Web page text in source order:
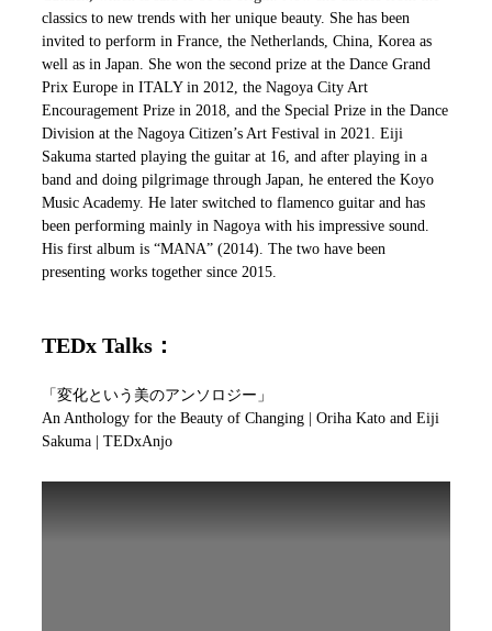
classics to new trends with her unique beauty. She has been
invited to perform in France, the Netherlands, China, Korea as
well as in Japan. She won the second prize at the Dance Grand
Prix Europe in ITALY in 2012, the Nagoya City Art
Encouragement Prize in 2018, and the Special Prize in the Dance
Division at the Nagoya Citizen’s Art Festival in 2021. Eiji
Sakuma started playing the guitar at 16, and after playing in a
band and doing pilgrimage through Japan, he entered the Koyo
Music Academy. He later switched to flamenco guitar and has
been performing mainly in Nagoya with his impressive sound.
His first album is “MANA” (2014). The two have been
presenting works together since 2015.
TEDx Talks：
「変化という美のアンソロジー」
An Anthology for the Beauty of Changing | Oriha Kato and Eiji
Sakuma | TEDxAnjo